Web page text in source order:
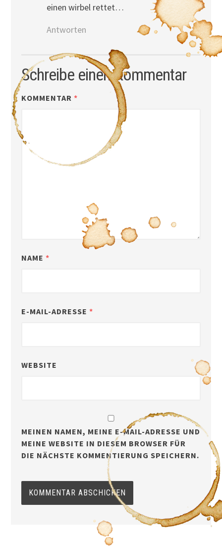
einen wirbel rettet…
Antworten
Schreibe einen Kommentar
KOMMENTAR *
NAME *
E-MAIL-ADRESSE *
WEBSITE
MEINEN NAMEN, MEINE E-MAIL-ADRESSE UND
MEINE WEBSITE IN DIESEM BROWSER FÜR
DIE NÄCHSTE KOMMENTIERUNG SPEICHERN.